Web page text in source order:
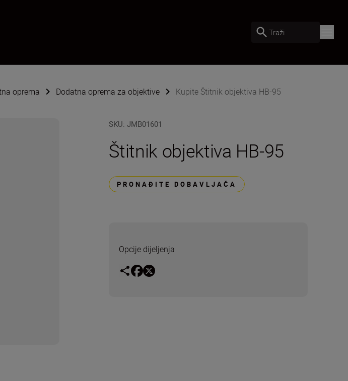
Traži
oprema Dodatna oprema za objektive Kupite Štitnik objektiva HB-95
SKU:JMB01601
Štitnik objektiva HB-95
PRONAĐITE DOBAVLJAČA
Opcije dijeljenja